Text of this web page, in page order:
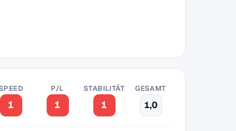
1
P/L
1
STABILITÄT
1
GESAMT
1,0